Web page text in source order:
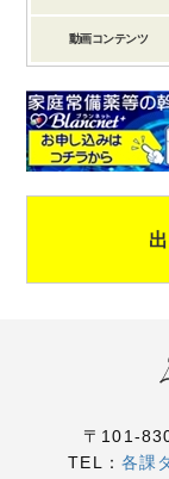
動画コンテンツ
〒101-
TEL： 各課